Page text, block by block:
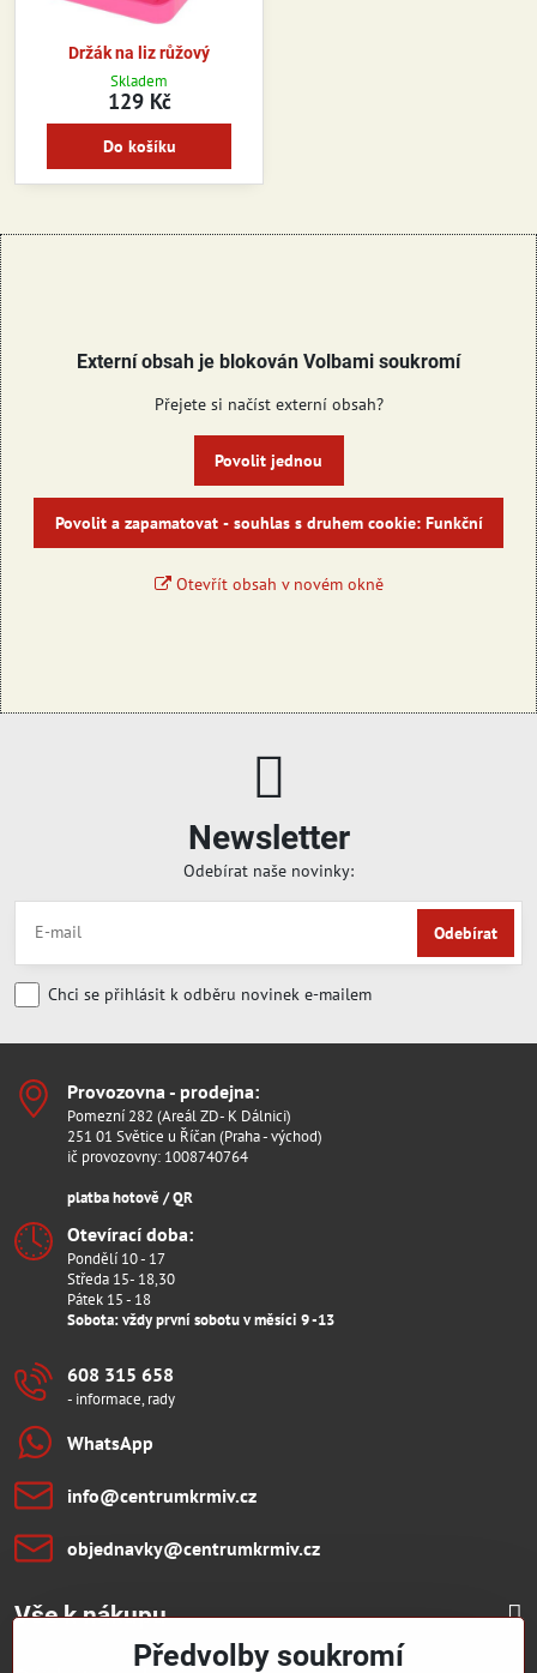
Držák na liz růžový
Skladem
129 Kč
Do košíku
Externí obsah je blokován Volbami soukromí
Přejete si načíst externí obsah?
Povolit jednou
Povolit a zapamatovat - souhlas s druhem cookie: Funkční
Otevřít obsah v novém okně
Newsletter
Odebírat naše novinky:
Odebírat
Chci se přihlásit k odběru novinek e-mailem
Provozovna - prodejna:
Pomezní 282 (Areál ZD- K Dálnici)
251 01 Světice u Říčan (Praha - východ)
ič provozovny: 1008740764
platba hotově / QR
Otevírací doba:
Pondělí 10 - 17
Středa 15- 18,30
Pátek 15 - 18
Sobota: vždy první sobotu v měsíci 9 -13
608 315 658
- informace, rady
WhatsApp
info​@centrumkrmiv​.cz
objednavky​@centrumkrmiv​.cz
Vše k nákupu
Předvolby soukromí